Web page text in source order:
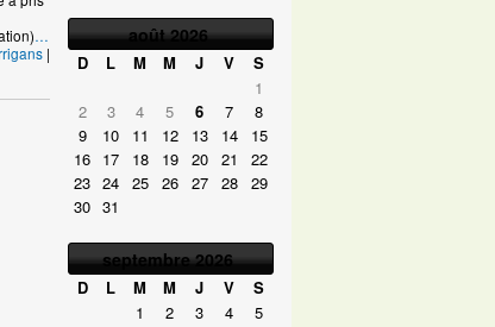
…
|
août 2026
D L M M J V
S
1
2
3 4 5 6 7
8
9
10 11 12 13 14
15
16 17 18 19 20 21
22
23 24 25 26 27 28
29
30 31
septembre 2026
D L M M J V
S
1
2 3 4
5